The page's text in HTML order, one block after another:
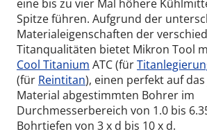
eine bis zu vier Mal höhere
Spitze führen. Aufgrund der
Materialeigenschaften der
Titanqualitäten bietet Mikron Tool
Cool Titanium ATC (für
(für Reintitan), einen perfekt auf
Material abgestimmten Bohrer im
Durchmesserbereich von 1.0 bis
Bohrtiefen von 3 x d bis 10 x d.